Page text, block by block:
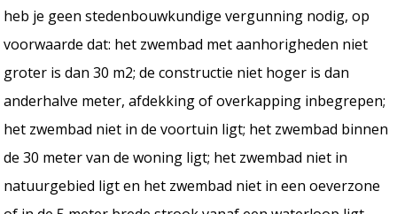
heb je geen stedenbouwkundige vergunning nodig, op
voorwaarde dat: het zwembad met aanhorigheden niet
groter is dan 30 m2; de constructie niet hoger is dan
anderhalve meter, afdekking of overkapping inbegrepen;
het zwembad niet in de voortuin ligt; het zwembad binnen
de 30 meter van de woning ligt; het zwembad niet in
natuurgebied ligt en het zwembad niet in een oeverzone